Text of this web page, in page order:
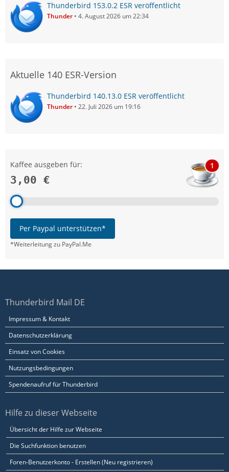
Thunderbird 153.0.2 ESR veröffentlicht
Thunder 4. August 2026 um 22:34
Aktuelle 140 ESR-Version
Thunderbird 140.13.0 ESR veröffentlicht
Thunder 22. Juli 2026 um 19:16
Kaffee ausgeben für:
3,00 €
1
Per Paypal unterstützen*
*Weiterleitung zu PayPal.Me
Thunderbird Mail DE
Impressum & Kontakt
Datenschutzerklärung
Einsatz von Cookies
Nutzungsbedingungen
Spendenaufruf für Thunderbird
Hilfe zu dieser Webseite
Übersicht der Hilfe zur Webseite
Die Suchfunktion benutzen
Foren-Benutzerkonto - Erstellen (Neu registrieren)